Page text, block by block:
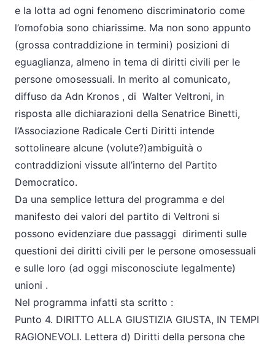
e la lotta ad ogni fenomeno discriminatorio come
l’omofobia sono chiarissime. Ma non sono appunto
(grossa contraddizione in termini) posizioni di
eguaglianza, almeno in tema di diritti civili per le
persone omosessuali. In merito al comunicato,
diffuso da Adn Kronos , di Walter Veltroni, in
risposta alle dichiarazioni della Senatrice Binetti,
l’Associazione Radicale Certi Diritti intende
sottolineare alcune (volute?)ambiguità o
contraddizioni vissute all’interno del Partito
Democratico.
Da una semplice lettura del programma e del
manifesto dei valori del partito di Veltroni si
possono evidenziare due passaggi dirimenti sulle
questioni dei diritti civili per le persone omosessuali
e sulle loro (ad oggi misconosciute legalmente)
unioni .
Nel programma infatti sta scritto :
Punto 4. DIRITTO ALLA GIUSTIZIA GIUSTA, IN TEMPI
RAGIONEVOLI. Lettera d) Diritti della persona che